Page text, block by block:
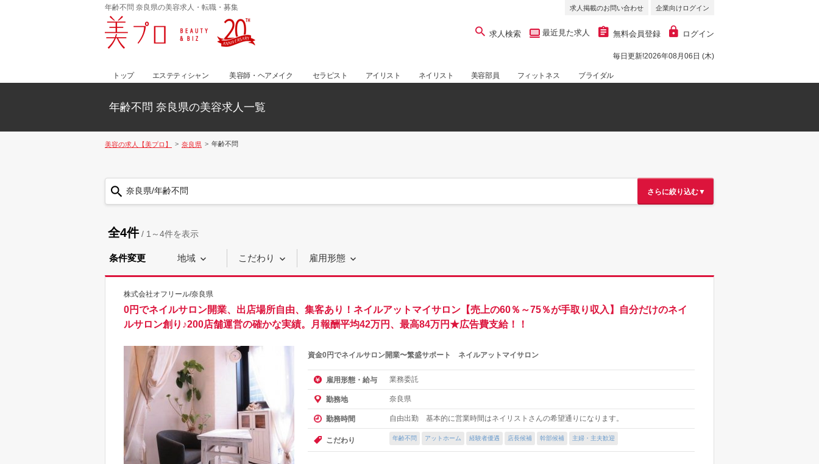
年齢不問 奈良県の美容求人・転職・募集 求人掲載のお問い合わせ 企業向けログイン
求人検索 最近見た求人 無料会員登録 ログイン
毎日更新!2026年08月06日 (木)
トップ エステティシャン 美容師・ヘアメイク セラピスト アイリスト ネイリスト 美容部員 フィットネス ブライダル
年齢不問 奈良県の美容求人一覧
美容の求人【美プロ】 奈良県 年齢不問
奈良県/年齢不問 さらに絞り込む▼
全4件/ 1～4件を表示
条件変更 地域 こだわり 雇用形態
株式会社オフリール/奈良県
0円でネイルサロン開業、出店場所自由、集客あり！ネイルアットマイサロン【売上の60％～75％が手取り収入】自分だけのネイ
ルサロン創り♪200店舗運営の確かな実績。月報酬平均42万円、最高84万円★広告費支給！！
資金0円でネイルサロン開業〜繁盛サポート ネイルアットマイサロン
雇用形態・給与 業務委託
勤務地 奈良県
勤務時間 自由出勤 基本的に営業時間はネイリストさんの希望通りになります。
こだわり 年齢不問 アットホーム 経験者優遇 店長候補 幹部候補 主婦・主夫歓迎